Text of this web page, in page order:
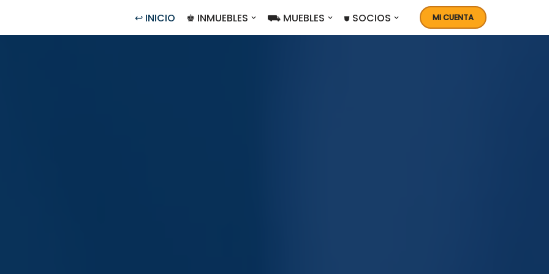
↩ INICIO ♚ INMUEBLES ⛟ MUEBLES ⛊ SOCIOS MI CUENTA